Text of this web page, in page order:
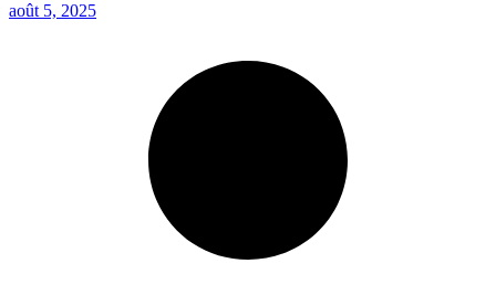
août 5, 2025